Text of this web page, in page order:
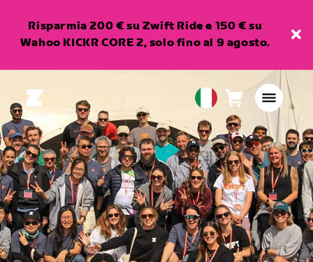
Risparmia 200 € su Zwift Ride e 150 € su
Wahoo KICKR CORE 2, solo fino al 9 agosto.
European
Union
Italiano
Carrello0
articoli